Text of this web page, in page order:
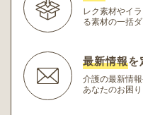
レク素材やイ
る素材の一括
最新情報を
介護の最新情
あなたのお困